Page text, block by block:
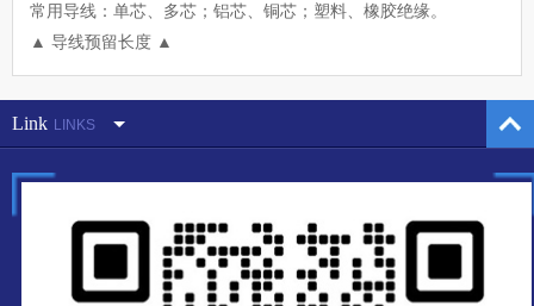
常用导线：单芯、多芯；铝芯、铜芯；塑料、橡胶绝缘。
▲ 导线预留长度 ▲
Link LINKS